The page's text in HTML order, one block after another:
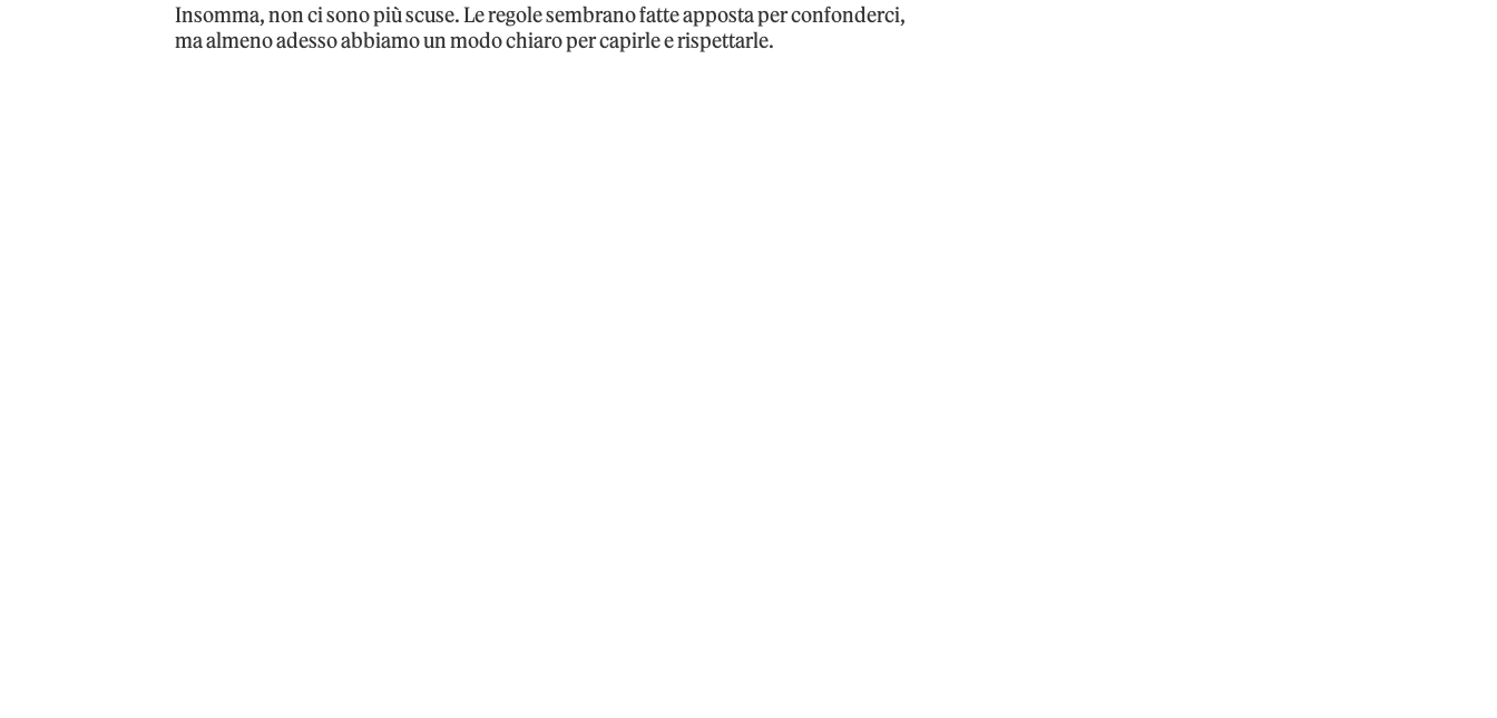
Insomma, non ci sono più scuse. Le regole sembrano fatte apposta per confonderci,
ma almeno adesso abbiamo un modo chiaro per capirle e rispettarle.